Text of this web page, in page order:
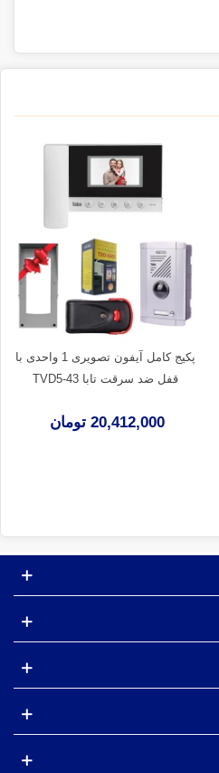
پکیج کامل آیفون تصویری 1 واحدی با
قفل ضد سرقت تابا TVD5-43
20,412,000 تومان